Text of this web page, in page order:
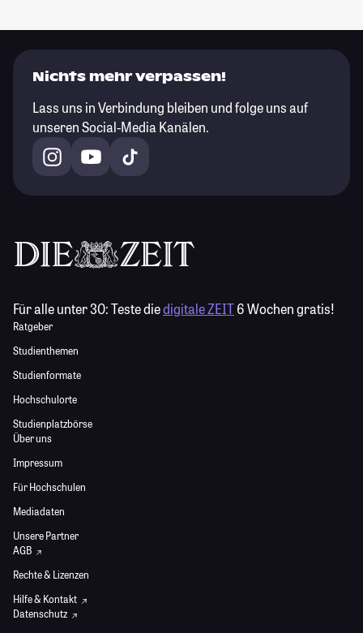
Nichts mehr verpassen!
Lass uns in Verbindung bleiben und folge uns auf
unseren Social-Media Kanälen.
Für alle unter 30:Teste diedigitale ZEIT6 Wochen gratis!
Ratgeber
Studienthemen
Studienformate
Hochschulorte
Studienplatzbörse
Über uns
Impressum
Für Hochschulen
Mediadaten
Unsere Partner
AGB
Rechte & Lizenzen
Hilfe & Kontakt
Datenschutz